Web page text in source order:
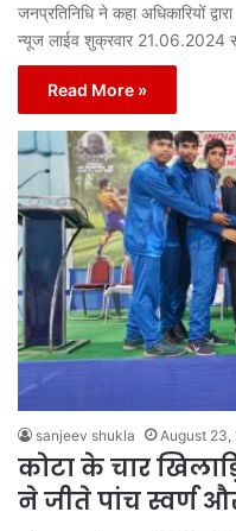
जनप्रतिनिधि ने कहा अधिकारियों
न्यूज लाईव शुक्रवार 21.06.2024
Read More »
sanjeev shukla August 23,
कोटा के चार
ने जीते पांच स्वर्ण